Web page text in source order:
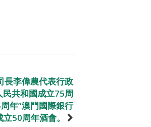
長李偉農代表行政
民共和國成立75周
年”澳門國際銀行
立50周年酒會。